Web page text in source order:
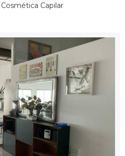
Capilar